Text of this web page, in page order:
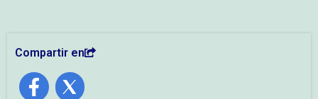
Compartir en